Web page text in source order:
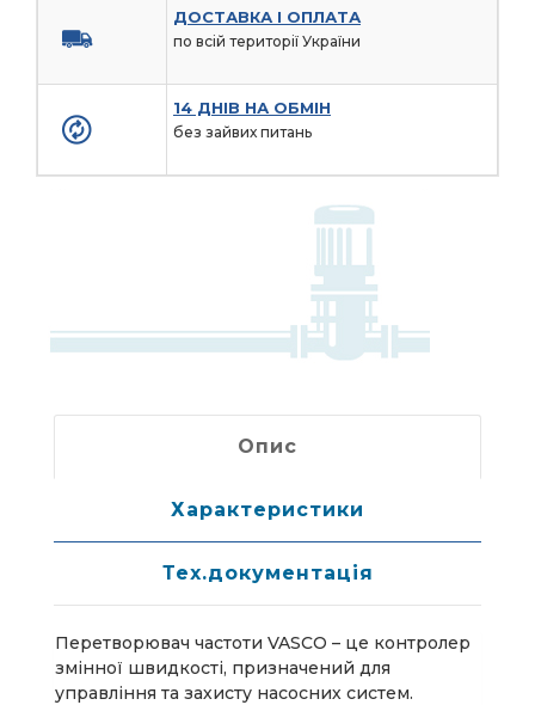
ДОСТАВКА І ОПЛАТА
по всій території України
14 ДНІВ НА ОБМІН
без зайвих питань
Опис
Характеристики
Тех.документація
Перетворювач частоти VASCO – це контролер
змінної швидкості, призначений для
управління та захисту насосних систем.